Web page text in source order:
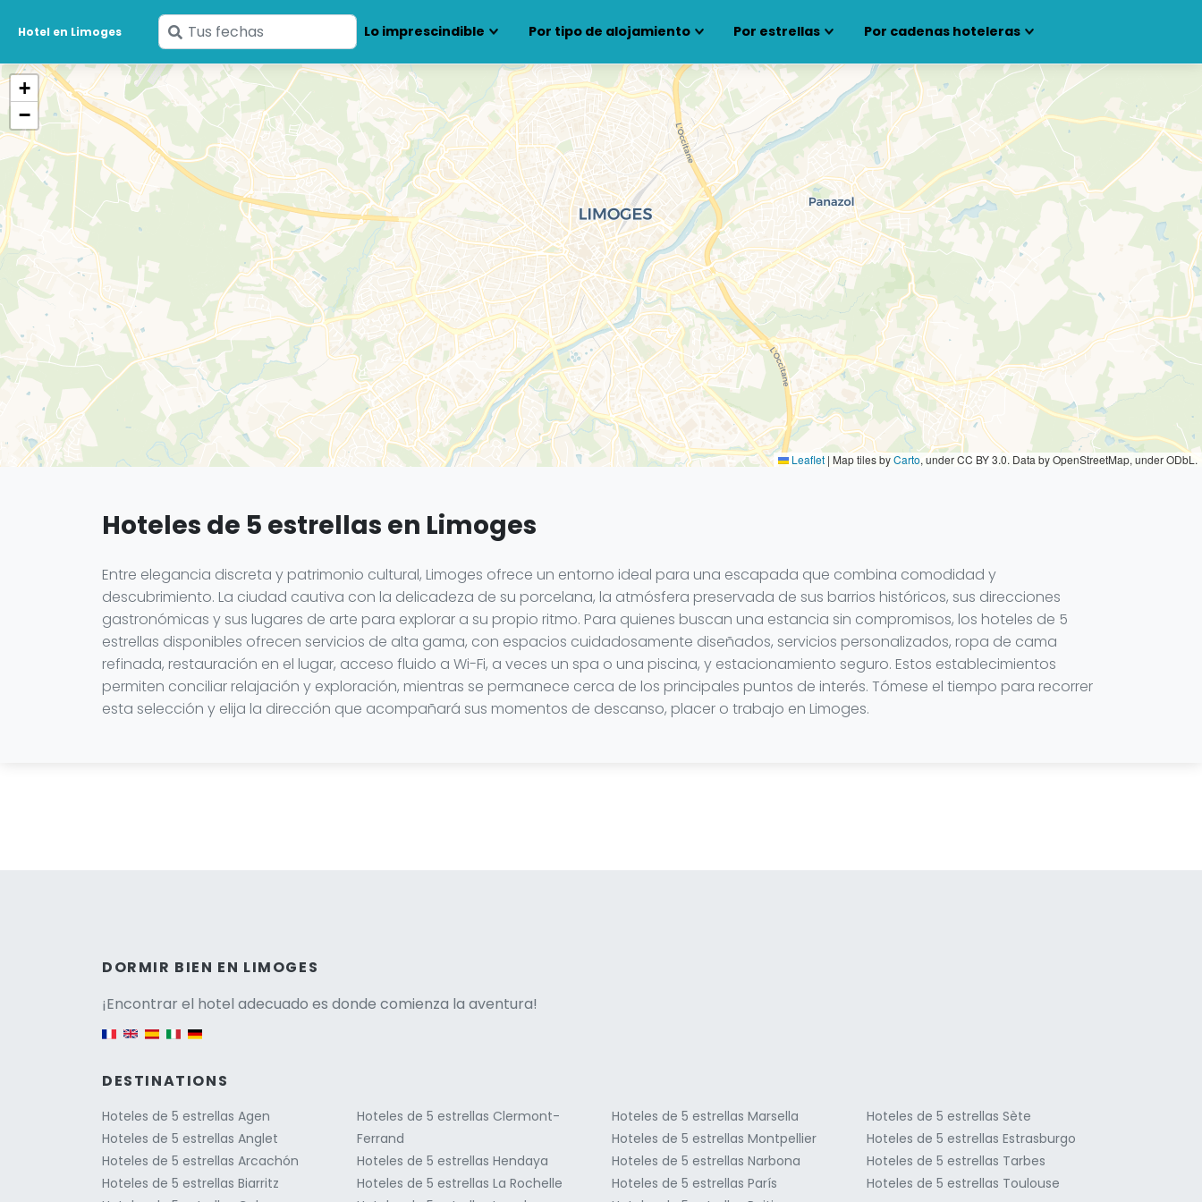
Hotel en Limoges
Ingresa
tus
fechas
Lo imprescindible Por tipo de alojamiento Por estrellas Por cadenas hoteleras
+
−
Leaflet | Map tiles byCarto, under CC BY 3.0. Data by OpenStreetMap, under ODbL.
Hoteles de 5 estrellas en Limoges
Entre elegancia discreta y patrimonio cultural, Limoges ofrece un entorno ideal para una escapada que combina comodidad y
descubrimiento. La ciudad cautiva con la delicadeza de su porcelana, la atmósfera preservada de sus barrios históricos, sus direcciones
gastronómicas y sus lugares de arte para explorar a su propio ritmo. Para quienes buscan una estancia sin compromisos, los hoteles de 5
estrellas disponibles ofrecen servicios de alta gama, con espacios cuidadosamente diseñados, servicios personalizados, ropa de cama
refinada, restauración en el lugar, acceso fluido a Wi-Fi, a veces un spa o una piscina, y estacionamiento seguro. Estos establecimientos
permiten conciliar relajación y exploración, mientras se permanece cerca de los principales puntos de interés. Tómese el tiempo para recorrer
esta selección y elija la dirección que acompañará sus momentos de descanso, placer o trabajo en Limoges.
DORMIR BIEN EN LIMOGES
¡Encontrar el hotel adecuado es donde comienza la aventura!
Versione italiana
DESTINATIONS
Hoteles de 5 estrellas Agen
Hoteles de 5 estrellas Anglet
Hoteles de 5 estrellas Arcachón
Hoteles de 5 estrellas Biarritz
Hoteles de 5 estrellas Clermont-
Ferrand
Hoteles de 5 estrellas Hendaya
Hoteles de 5 estrellas La Rochelle
Hoteles de 5 estrellas Marsella
Hoteles de 5 estrellas Montpellier
Hoteles de 5 estrellas Narbona
Hoteles de 5 estrellas París
Hoteles de 5 estrellas Sète
Hoteles de 5 estrellas Estrasburgo
Hoteles de 5 estrellas Tarbes
Hoteles de 5 estrellas Toulouse